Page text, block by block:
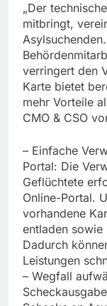
„Der
mitbringt,
verringert den
Karte bietet
mehr Vorteile
CMO & CSO
– Einfache
Portal: Die
Geflüchtete
Online-Portal.
vorhandene
entladen sowie
Dadurch
Leistungen
– Wegfall